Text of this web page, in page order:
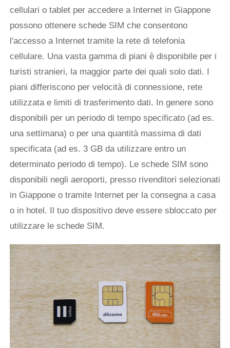
cellulari o tablet per accedere a Internet in Giappone
possono ottenere schede SIM che consentono
l'accesso a Internet tramite la rete di telefonia
cellulare. Una vasta gamma di piani è disponibile per i
turisti stranieri, la maggior parte dei quali solo dati. I
piani differiscono per velocità di connessione, rete
utilizzata e limiti di trasferimento dati. In genere sono
disponibili per un periodo di tempo specificato (ad es.
una settimana) o per una quantità massima di dati
specificata (ad es. 3 GB da utilizzare entro un
determinato periodo di tempo). Le schede SIM sono
disponibili negli aeroporti, presso rivenditori selezionati
in Giappone o tramite Internet per la consegna a casa
o in hotel. Il tuo dispositivo deve essere sbloccato per
utilizzare le schede SIM.